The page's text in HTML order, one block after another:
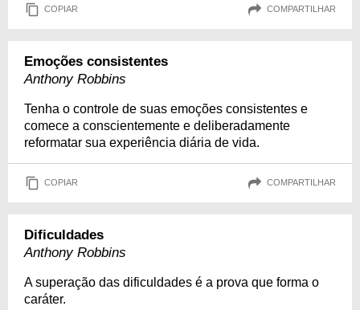
COPIAR COMPARTILHAR
Emoções consistentes
Anthony Robbins
Tenha o controle de suas emoções consistentes e
comece a conscientemente e deliberadamente
reformatar sua experiência diária de vida.
COPIAR COMPARTILHAR
Dificuldades
Anthony Robbins
A superação das dificuldades é a prova que forma o
caráter.